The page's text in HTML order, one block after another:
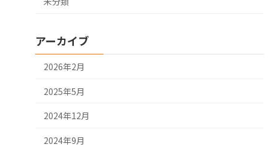
アーカイブ
2026年2月
2025年5月
2024年12月
2024年9月